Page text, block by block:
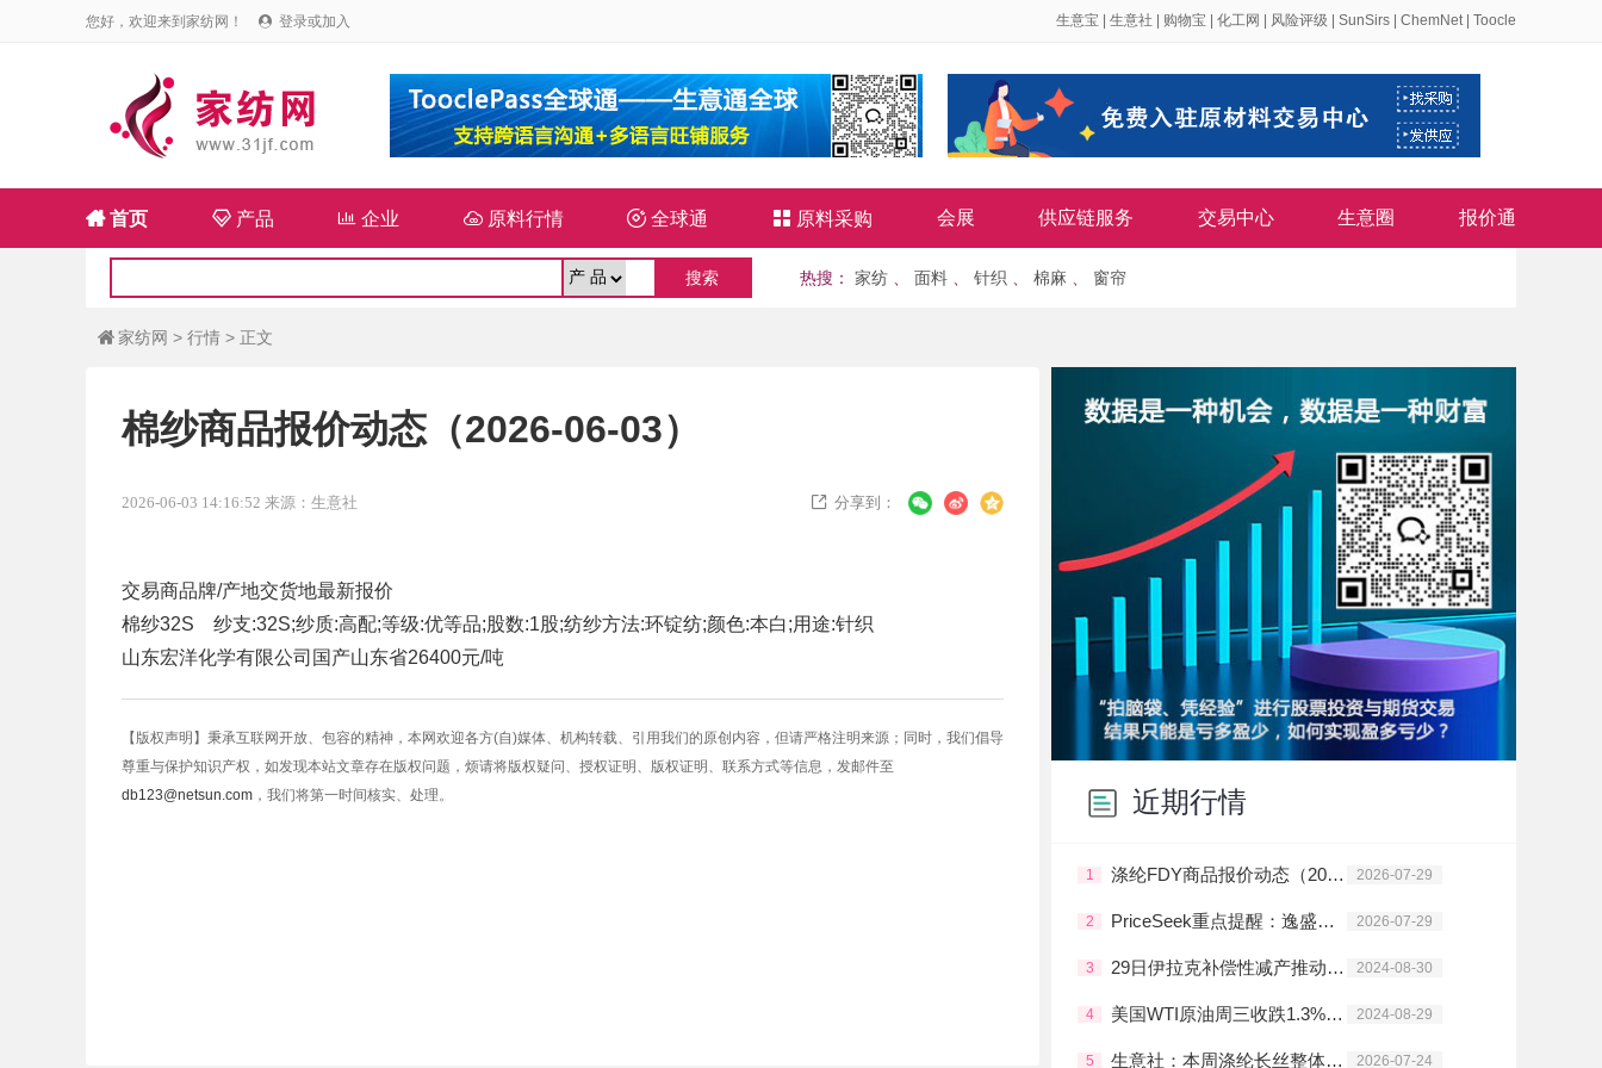
您好，欢迎来到家纺网！  登录或加入 生意宝 生意社 购物宝 化工网 风险评级 SunSirs ChemNet| Toocle
首页 产品  企业 原料行情  全球通  原料采购 会展 供应链服务 交易中心 生意圈 报价通
热搜 ： 家纺 面料 针织 棉麻 窗帘
 家纺网 > 行情 > 正文
棉纱商品报价动态（2026-06-03）
2026-06-03 14:16:52 来源：生意社  分享到：
交易商品牌/产地交货地最新报价
棉纱32S 纱支:32S;纱质:高配;等级:优等品;股数:1股;纺纱方法:环锭纺;颜色:本白;用途:针织
山东宏洋化学有限公司 国产山东省26400元/吨
【版权声明】秉承互联网开放、包容的精神，本网欢迎各方(自)媒体、机构转载、引用我们的原创内容，但请严格注明来源；同时，我们倡导
尊重与保护知识产权，如发现本站文章存在版权问题，烦请将版权疑问、授权证明、版权证明、联系方式等信息，发邮件至
db123@netsun.com ，我们将第一时间核实、处理。 近期行情
1 涤纶FDY商品报价动态（2026-07-29） 2026-07-29
2 PriceSeek重点提醒：逸盛石化8月PTA合约挂牌价达6000元/吨 2026-07-29
3 29日伊拉克补偿性减产推动油价止跌回升 2024-08-30
4 美国WTI原油周三收跌1.3% 油价仍处于区间震荡 2024-08-29
5 生意社：本周涤纶长丝整体走势震荡上行 2026-07-24